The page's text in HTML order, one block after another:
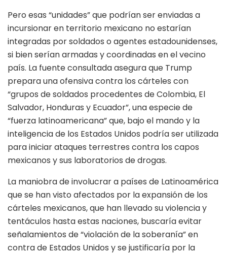
Pero esas “unidades” que podrían ser enviadas a
incursionar en territorio mexicano no estarían
integradas por soldados o agentes estadounidenses,
si bien serían armadas y coordinadas en el vecino
país. La fuente consultada asegura que Trump
prepara una ofensiva contra los cárteles con
“grupos de soldados procedentes de Colombia, El
Salvador, Honduras y Ecuador”, una especie de
“fuerza latinoamericana” que, bajo el mando y la
inteligencia de los Estados Unidos podría ser utilizada
para iniciar ataques terrestres contra los capos
mexicanos y sus laboratorios de drogas.
La maniobra de involucrar a países de Latinoamérica
que se han visto afectados por la expansión de los
cárteles mexicanos, que han llevado su violencia y
tentáculos hasta estas naciones, buscaría evitar
señalamientos de “violación de la soberanía” en
contra de Estados Unidos y se justificaría por la